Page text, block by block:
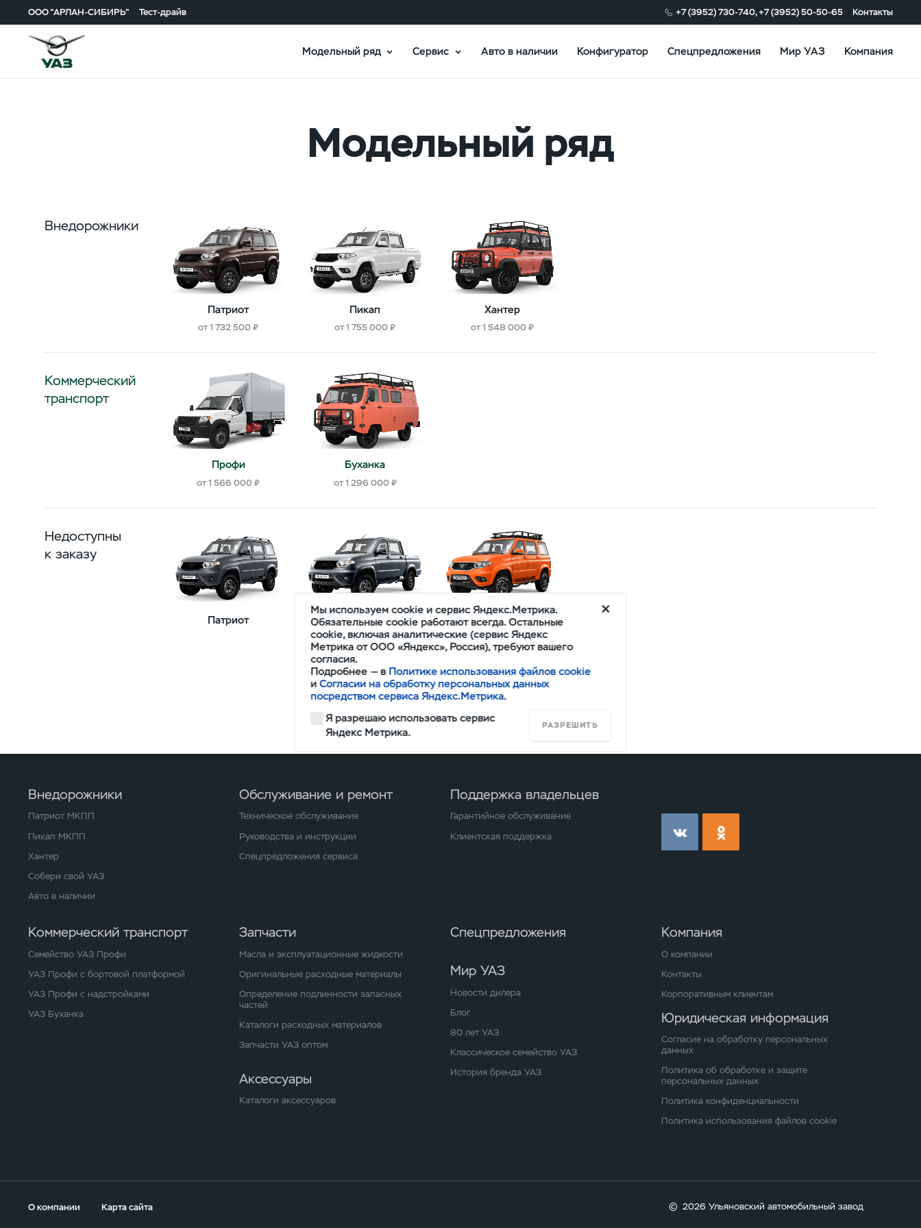
ООО "АРЛАН-СИБИРЬ" Тест-драйв +7 (3952) 730-740, +7 (3952) 50-50-65 Контакты
Модельный ряд Сервис Авто в наличии Конфигуратор Спецпредложения Мир УАЗ Компания
Модельный ряд
Внедорожники
Патриот
от 1 732 500 ₽
Пикап
от 1 755 000 ₽
Хантер
от 1 548 000 ₽
Коммерческий
транспорт
Профи
от 1 566 000 ₽
Буханка
от 1 296 000 ₽
Недоступны
к заказу
Патриот Пикап
Патриот
Экспедиционный
Внедорожники
Патриот МКПП
Пикап МКПП
Хантер
Собери свой УАЗ
Авто в наличии
Обслуживание и ремонт
Техническое обслуживание
Руководства и инструкции
Спецпредложения сервиса
Поддержка владельцев
Гарантийное обслуживание
Клиентская поддержка
Коммерческий транспорт
Семейство УАЗ Профи
УАЗ Профи с бортовой платформой
УАЗ Профи с надстройками
УАЗ Буханка
Запчасти
Масла и эксплуатационные жидкости
Оригинальные расходные материалы
Определение подлинности запасных
частей
Каталоги расходных материалов
Запчасти УАЗ оптом
Аксессуары
Каталоги аксессуаров
Спецпредложения
Мир УАЗ
Новости дилера
Блог
80 лет УАЗ
Классическое семейство УАЗ
История бренда УАЗ
Компания
О компании
Контакты
Корпоративным клиентам
Юридическая информация
Согласие на обработку персональных
данных
Политика об обработке и защите
персональных данных
Политика конфиденциальности
Политика использования файлов cookie
О компании Карта сайта © 2026 Ульяновский автомобильный завод
Мы используем cookie и сервис Яндекс.Метрика.
Обязательные cookie работают всегда. Остальные
cookie, включая аналитические (сервис Яндекс
Метрика от ООО «Яндекс», Россия), требуют вашего
согласия.
Подробнее — в Политике использования файлов cookie
иСогласии на обработку персональных данных
посредством сервиса Яндекс.Метрика.
Я разрешаю использовать сервис
Яндекс Метрика.
РАЗРЕШИТЬ